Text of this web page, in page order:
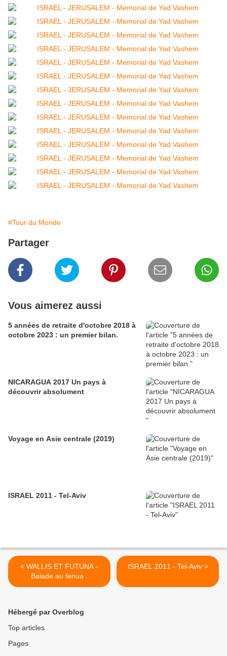
#Tour du Monde
Partager
Vous aimerez aussi
5 années de retraite d'octobre 2018 à
octobre 2023 : un premier bilan.
NICARAGUA 2017 Un pays à
découvrir absolument
Voyage en Asie centrale (2019)
ISRAEL 2011 - Tel-Aviv
< WALLIS ET FUTUNA -
Balade au fenua .
ISRAEL 2011 - Tel-Aviv >
Hébergé par Overblog
Top articles
Pages